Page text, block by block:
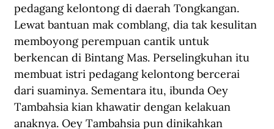
pedagang kelontong di daerah Tongkangan.
Lewat bantuan mak comblang, dia tak kesulitan
memboyong perempuan cantik untuk
berkencan di Bintang Mas. Perselingkuhan itu
membuat istri pedagang kelontong bercerai
dari suaminya. Sementara itu, ibunda Oey
Tambahsia kian khawatir dengan kelakuan
anaknya. Oey Tambahsia pun dinikahkan